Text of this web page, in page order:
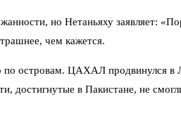
но Нетаньяху заявляет:
чем кажется.
по островам. ЦАХАЛ продвинулся в
достигнутые в Пакистане, не